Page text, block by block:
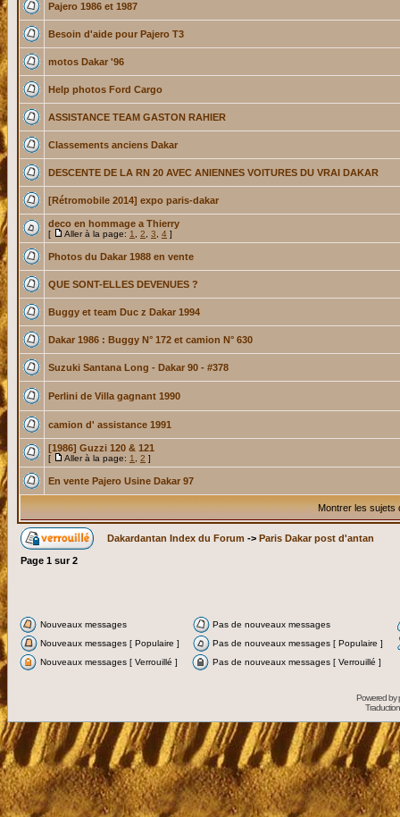
Pajero 1986 et 1987
Besoin d'aide pour Pajero T3
motos Dakar '96
Help photos Ford Cargo
ASSISTANCE TEAM GASTON RAHIER
Classements anciens Dakar
DESCENTE DE LA RN 20 AVEC ANIENNES VOITURES DU VRAI DAKAR
[Rétromobile 2014] expo paris-dakar
deco en hommage a Thierry
[ Aller à la page: 1 2 3 4 ]
Photos du Dakar 1988 en vente
QUE SONT-ELLES DEVENUES ?
Buggy et team Duc z Dakar 1994
Dakar 1986 : Buggy N° 172 et camion N° 630
Suzuki Santana Long - Dakar 90 - #378
Perlini de Villa gagnant 1990
camion d' assistance 1991
[1986] Guzzi 120 & 121
[ Aller à la page: 1 2 ]
En vente Pajero Usine Dakar 97
Montrer les sujets
Dakardantan Index du Forum -> Paris Dakar post d'antan
Page 1 sur2
Nouveaux messages
Pas de nouveaux messages
Nouveaux messages [ Populaire ]
Pas de nouveaux messages [ Populaire ]
Nouveaux messages [ Verrouillé ]
Pas de nouveaux messages [ Verrouillé ]
Powered by